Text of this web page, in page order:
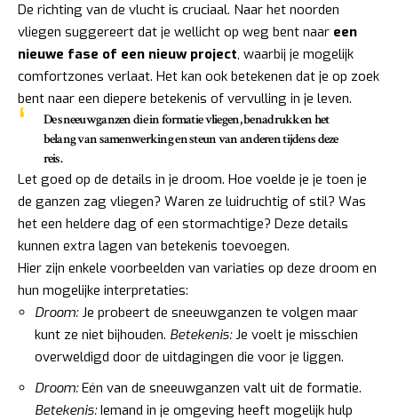
De richting van de vlucht is cruciaal. Naar het noorden
vliegen suggereert dat je wellicht op weg bent naar een
nieuwe fase of een nieuw project, waarbij je mogelijk
comfortzones verlaat. Het kan ook betekenen dat je op zoek
bent naar een diepere betekenis of vervulling in je leven.
De sneeuwganzen die in formatie vliegen, benadrukken het
belang van samenwerking en steun van anderen tijdens deze
reis.
Let goed op de details in je droom. Hoe voelde je je toen je
de ganzen zag vliegen? Waren ze luidruchtig of stil? Was
het een heldere dag of een stormachtige? Deze details
kunnen extra lagen van betekenis toevoegen.
Hier zijn enkele voorbeelden van variaties op deze droom en
hun mogelijke interpretaties:
Droom:Je probeert de sneeuwganzen te volgen maar
kunt ze niet bijhouden. Betekenis:Je voelt je misschien
overweldigd door de uitdagingen die voor je liggen.
Droom:Eén van de sneeuwganzen valt uit de formatie.
Betekenis:Iemand in je omgeving heeft mogelijk hulp